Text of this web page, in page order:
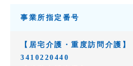
事業所指定番号
【居宅介護・重度訪問介護】
3410220440